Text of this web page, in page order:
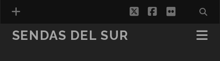
twitterfacebook
flickr
SENDAS DEL SUR